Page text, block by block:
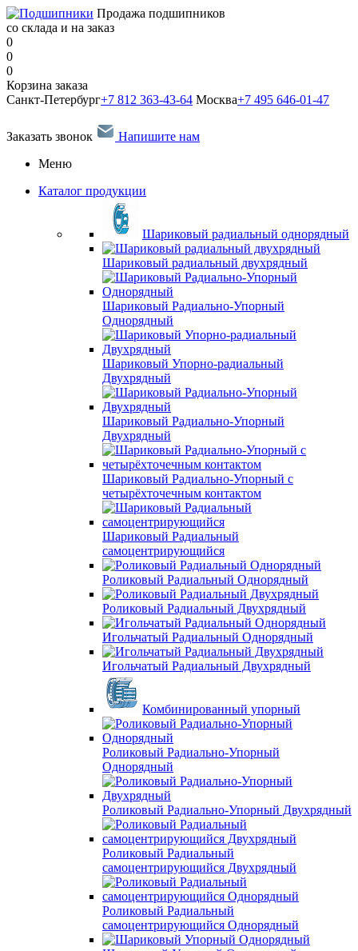
Продажа подшипников
со склада и на заказ
0
0
0
Корзина заказа
Санкт-Петербург+7 812 363-43-64 Москва+7 495 646-01-47
Заказать звонок
Напишите нам
Меню
Каталог продукции
Шариковый радиальный однорядный
Шариковый радиальный двухрядный
Шариковый Радиально-Упорный
Однорядный
Шариковый Упорно-радиальный
Двухрядный
Шариковый Радиально-Упорный
Двухрядный
Шариковый Радиально-Упорный с
четырёхточечным контактом
Шариковый Радиальный
самоцентрирующийся
Роликовый Радиальный Однорядный
Роликовый Радиальный Двухрядный
Игольчатый Радиальный Однорядный
Игольчатый Радиальный Двухрядный
Комбинированный упорный
Роликовый Радиально-Упорный
Однорядный
Роликовый Радиально-Упорный Двухрядный
Роликовый Радиальный
самоцентрирующийся Двухрядный
Роликовый Радиальный
самоцентрирующийся Однорядный